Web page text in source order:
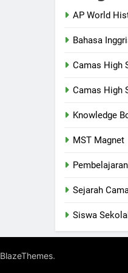
AP World
Bahasa
Camas High
Camas High
Knowledge
MST Magnet
Pembelajaran
Sejarah
Siswa
BlazeThemes.